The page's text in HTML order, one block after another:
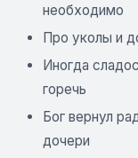
необходимо
Про уколы и
Иногда
горечь
Бог вернул
дочери